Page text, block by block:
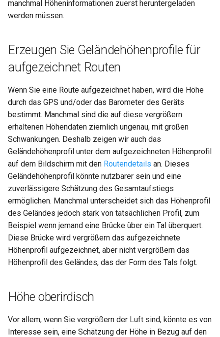
manchmal Höheninformationen zuerst heruntergeladen
werden müssen.
Erzeugen Sie Geländehöhenprofile für
aufgezeichnet Routen
Wenn Sie eine Route aufgezeichnet haben, wird die Höhe
durch das GPS und/oder das Barometer des Geräts
bestimmt. Manchmal sind die auf diese vergrößern
erhaltenen Höhendaten ziemlich ungenau, mit großen
Schwankungen. Deshalb zeigen wir auch das
Geländehöhenprofil unter dem aufgezeichneten Höhenprofil
auf dem Bildschirm mit den Routendetails an. Dieses
Geländehöhenprofil könnte nutzbarer sein und eine
zuverlässigere Schätzung des Gesamtaufstiegs
ermöglichen. Manchmal unterscheidet sich das Höhenprofil
des Geländes jedoch stark von tatsächlichen Profil, zum
Beispiel wenn jemand eine Brücke über ein Tal überquert.
Diese Brücke wird vergrößern das aufgezeichnete
Höhenprofil aufgezeichnet, aber nicht vergrößern das
Höhenprofil des Geländes, das der Form des Tals folgt.
Höhe oberirdisch
Vor allem, wenn Sie vergrößern der Luft sind, könnte es von
Interesse sein, eine Schätzung der Höhe in Bezug auf den